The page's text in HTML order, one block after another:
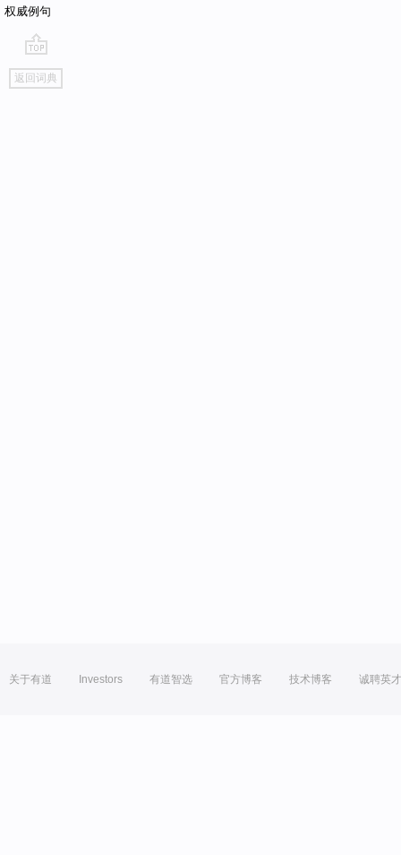
权威例句
go
top
返回词典
关于有道 Investors 有道智选 官方博客 技术博客 诚聘英才